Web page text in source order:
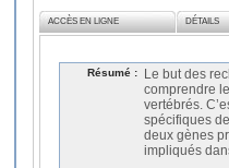
ACCÈS EN LIGNE DÉTAILS
Résumé :
Le but des
comprendre
vertébrés.
spécifiques
deux gènes
impliqués